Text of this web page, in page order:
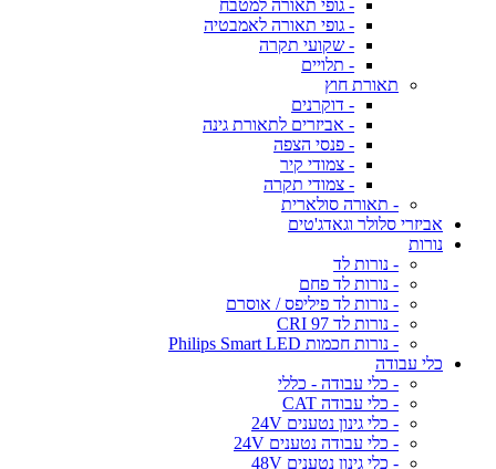
- גופי תאורה למטבח
- גופי תאורה לאמבטיה
- שקועי תקרה
- תלויים
תאורת חוץ
- דוקרנים
- אביזרים לתאורת גינה
- פנסי הצפה
- צמודי קיר
- צמודי תקרה
- תאורה סולארית
אביזרי סלולר וגאדג'טים
נורות
- נורות לד
- נורות לד פחם
- נורות לד פיליפס / אוסרם
- נורות לד CRI 97
- נורות חכמות Philips Smart LED
כלי עבודה
- כלי עבודה - כללי
- כלי עבודה CAT
- כלי גינון נטענים 24V
- כלי עבודה נטענים 24V
- כלי גינון נטענים 48V